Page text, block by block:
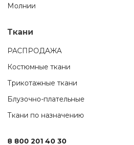
Молнии
Ткани
РАСПРОДАЖА
Костюмные ткани
Трикотажные ткани
Блузочно-плательные
Ткани по назначению
8 800 201 40 30